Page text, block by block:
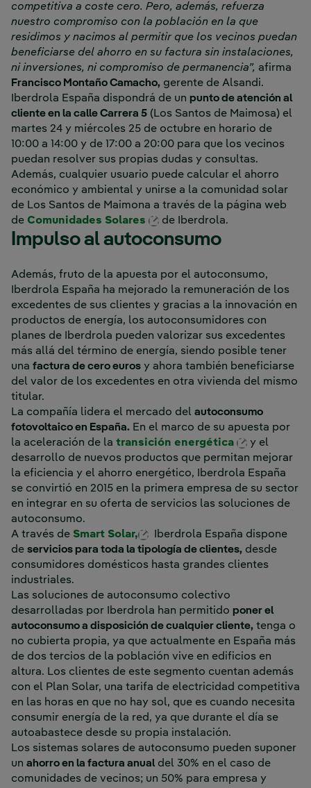
competitiva a coste cero. Pero, además, refuerza
nuestro compromiso con la población en la que
residimos y nacimos al permitir que los vecinos puedan
beneficiarse del ahorro en su factura sin instalaciones,
ni inversiones, ni compromiso de permanencia”, afirma
Francisco Montaño Camacho, gerente de Alsandi.
Iberdrola España dispondrá de un punto de atención al
cliente en la calle Carrera 5 (Los Santos de Maimosa) el
martes 24 y miércoles 25 de octubre en horario de
10:00 a 14:00 y de 17:00 a 20:00 para que los vecinos
puedan resolver sus propias dudas y consultas.
Además, cualquier usuario puede calcular el ahorro
económico y ambiental y unirse a la comunidad solar
de Los Santos de Maimona a través de la página web
de Comunidades Solares Enlace externo, se abre en
de Iberdrola.
Impulso al autoconsumo
Además, fruto de la apuesta por el autoconsumo,
Iberdrola España ha mejorado la remuneración de los
excedentes de sus clientes y gracias a la innovación en
productos de energía, los autoconsumidores con
planes de Iberdrola pueden valorizar sus excedentes
más allá del término de energía, siendo posible tener
una factura de cero euros y ahora también beneficiarse
del valor de los excedentes en otra vivienda del mismo
titular.
La compañía lidera el mercado del autoconsumo
fotovoltaico en España. En el marco de su apuesta por
la aceleración de la transición energética Enlace
y el
desarrollo de nuevos productos que permitan mejorar
la eficiencia y el ahorro energético, Iberdrola España
se convirtió en 2015 en la primera empresa de su sector
en integrar en su oferta de servicios las soluciones de
autoconsumo.
A través de Smart Solar, Enlace externo, se abre en
Iberdrola España dispone
de servicios para toda la tipología de clientes, desde
consumidores domésticos hasta grandes clientes
industriales.
Las soluciones de autoconsumo colectivo
desarrolladas por Iberdrola han permitido poner el
autoconsumo a disposición de cualquier cliente, tenga o
no cubierta propia, ya que actualmente en España más
de dos tercios de la población vive en edificios en
altura. Los clientes de este segmento cuentan además
con el Plan Solar, una tarifa de electricidad competitiva
en las horas en que no hay sol, que es cuando necesita
consumir energía de la red, ya que durante el día se
autoabastece desde su propia instalación.
Los sistemas solares de autoconsumo pueden suponer
un ahorro en la factura anualdel 30% en el caso de
comunidades de vecinos; un 50% para empresa y